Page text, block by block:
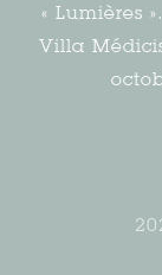
« Lumières
Villa